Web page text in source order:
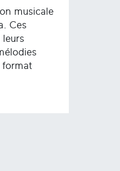
musicale
Ces
leurs
format